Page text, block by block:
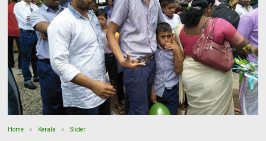
Home Kerala Slider